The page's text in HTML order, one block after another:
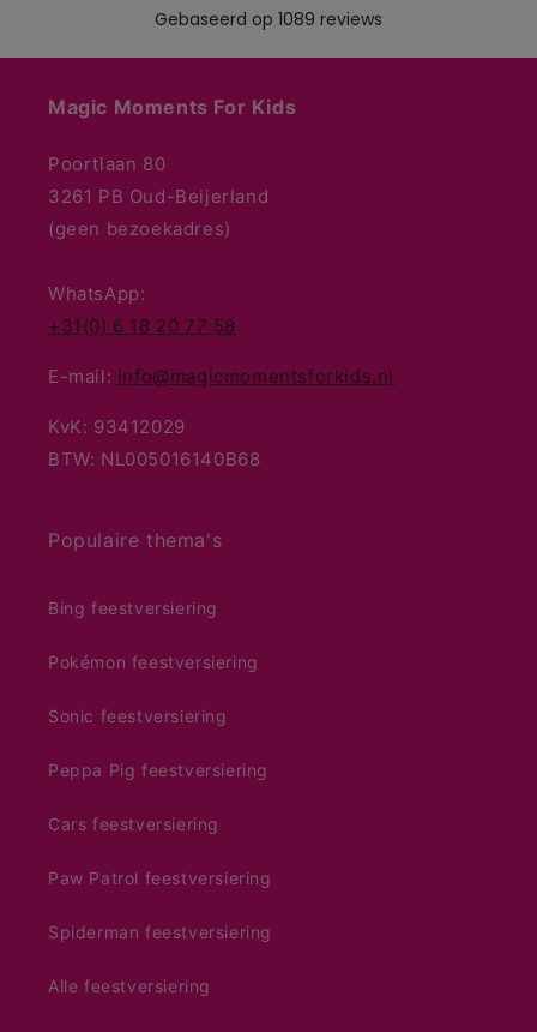
Magic Moments For Kids
Poortlaan 80
3261 PB Oud-Beijerland
(geen bezoekadres)
WhatsApp:
+31(0) 6 18 20 77 58
E-mail: info@magicmomentsforkids.nl
KvK: 93412029
BTW: NL005016140B68
Populaire thema's
Bing feestversiering
Pokémon feestversiering
Sonic feestversiering
Peppa Pig feestversiering
Cars feestversiering
Paw Patrol feestversiering
Spiderman feestversiering
Alle feestversiering